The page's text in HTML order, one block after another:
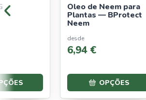
Óleo de Neem para
Plantas — BProtect
Neem
desde
6,94 €
OPÇÕES